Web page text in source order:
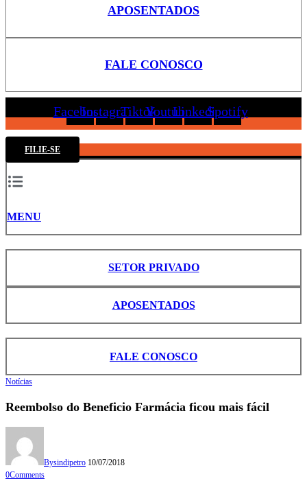
APOSENTADOS
FALE CONOSCO
FacebookInstagramTiktokYoutubeLinkedinSpotify
FILIE-SE
MENU
SETOR PRIVADO
APOSENTADOS
FALE CONOSCO
Notícias
Reembolso do Beneficio Farmácia ficou mais fácil
Bysindipetro 10/07/2018
0Comments